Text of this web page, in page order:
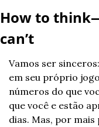
How to
can’t
Vamos ser
em seu próprio
números do que
que você e estão
dias. Mas, por